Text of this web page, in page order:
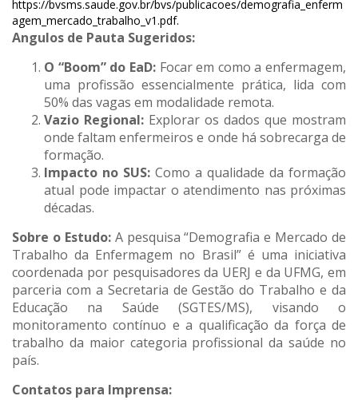
https://bvsms.saude.gov.br/bvs/publicacoes/demografia_enferm
agem_mercado_trabalho_v1.pdf.
Angulos de Pauta Sugeridos:
O “Boom” do EaD:Focar em como a enfermagem,
uma profissão essencialmente prática, lida com
50% das vagas em modalidade remota.
Vazio Regional: Explorar os dados que mostram
onde faltam enfermeiros e onde há sobrecarga de
formação.
Impacto no SUS: Como a qualidade da formação
atual pode impactar o atendimento nas próximas
décadas.
Sobre o Estudo:A pesquisa “Demografia e Mercado de
Trabalho da Enfermagem no Brasil” é uma iniciativa
coordenada por pesquisadores da UERJ e da UFMG, em
parceria com a Secretaria de Gestão do Trabalho e da
Educação na Saúde (SGTES/MS), visando o
monitoramento contínuo e a qualificação da força de
trabalho da maior categoria profissional da saúde no
país.
Contatos para Imprensa: